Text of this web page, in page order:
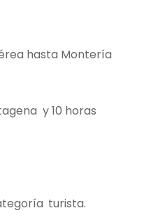
hasta Montería
y 10 horas
turista.